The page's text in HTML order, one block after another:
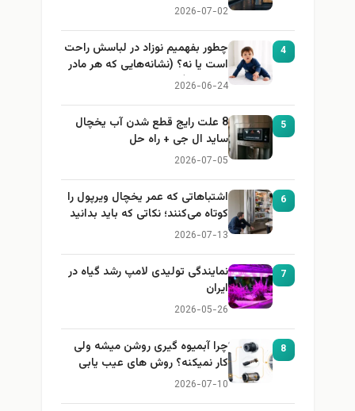
2026-07-02
4
چطور بفهمیم نوزاد در لباسش راحت
است یا نه؟ (نشانه‌هایی که هر مادر
باید بداند)
2026-06-24
5
8 علت رایج قطع شدن آب یخچال
ساید ال جی + راه حل
2026-07-05
6
اشتباهاتی که عمر یخچال ویرپول را
کوتاه می‌کنند؛ نکاتی که باید بدانید
2026-07-13
7
نمایندگی تولیدی لامپ رشد گیاه در
ایران
2026-05-26
8
چرا آبمیوه گیری روشن میشه ولی
کار نمیکنه؟ روش های عیب یابی
2026-07-10